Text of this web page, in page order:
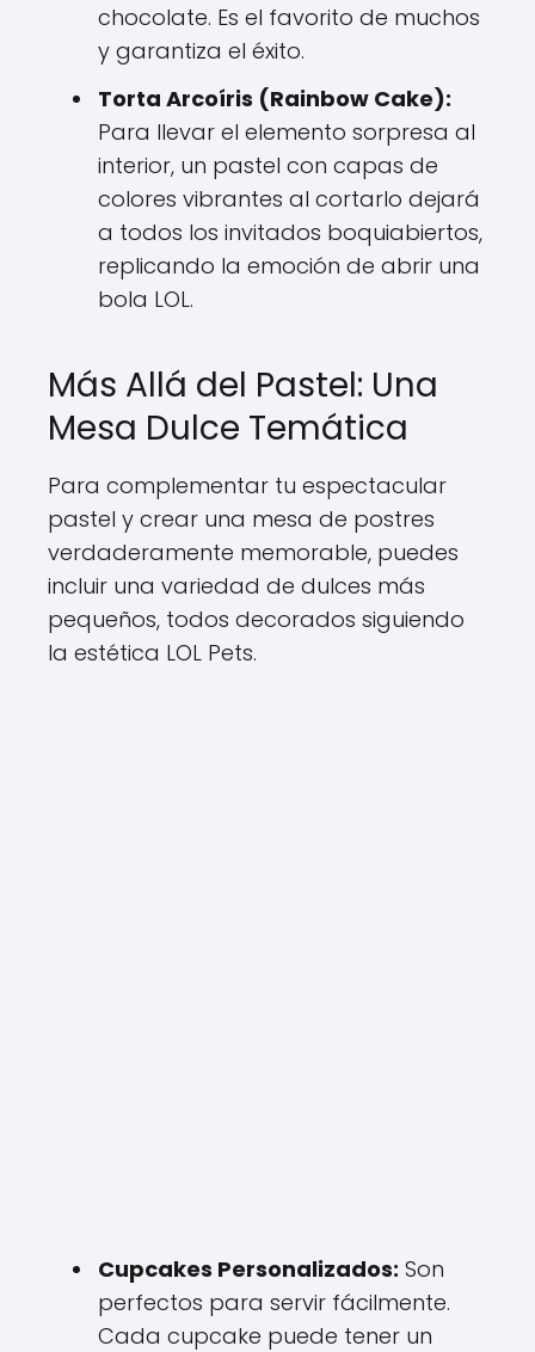
chocolate. Es el favorito de muchos
y garantiza el éxito.
Torta Arcoíris (Rainbow Cake):
Para llevar el elemento sorpresa al
interior, un pastel con capas de
colores vibrantes al cortarlo dejará
a todos los invitados boquiabiertos,
replicando la emoción de abrir una
bola LOL.
Más Allá del Pastel: Una
Mesa Dulce Temática
Para complementar tu espectacular
pastel y crear una mesa de postres
verdaderamente memorable, puedes
incluir una variedad de dulces más
pequeños, todos decorados siguiendo
la estética LOL Pets.
Cupcakes Personalizados: Son
perfectos para servir fácilmente.
Cada cupcake puede tener un